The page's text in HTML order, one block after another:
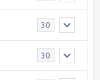
30
30